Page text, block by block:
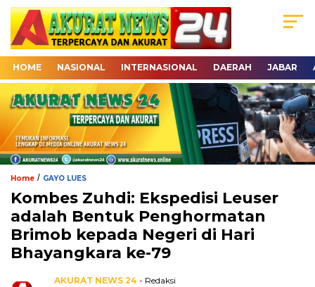
HOME NASIONAL INTERNASIONAL DAERAH JABAR
Home / GAYO LUES
Kombes Zuhdi: Ekspedisi Leuser
adalah Bentuk Penghormatan
Brimob kepada Negeri di Hari
Bhayangkara ke-79
AKURAT NEWS 24 - Redaksi